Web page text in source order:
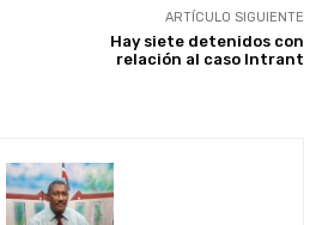
ARTÍCULO SIGUIENTE
Hay siete detenidos con
relación al caso Intrant